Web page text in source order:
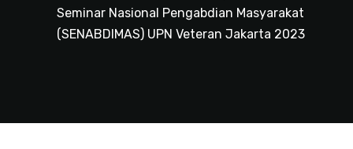
Seminar Nasional Pengabdian Masyarakat
(SENABDIMAS) UPN Veteran Jakarta 2023